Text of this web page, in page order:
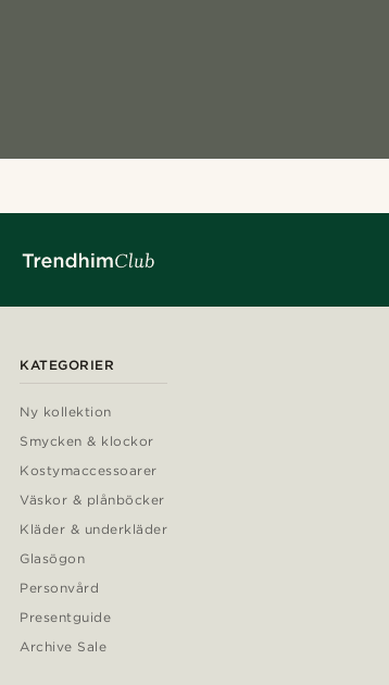
KATEGORIER
Ny kollektion
Smycken & klockor
Kostymaccessoarer
Väskor & plånböcker
Kläder & underkläder
Glasögon
Personvård
Presentguide
Archive Sale